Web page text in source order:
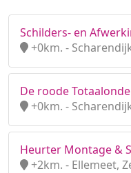
Schilders- en
+0km. -
De roode
+0km. -
Heurter Montage &
+2km. - Ellemeet,